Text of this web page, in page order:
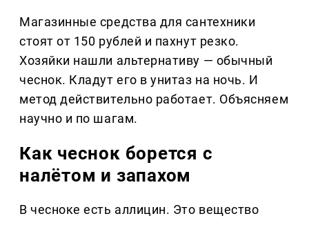
Магазинные средства для сантехники
стоят от 150 рублей и пахнут резко.
Хозяйки нашли альтернативу — обычный
чеснок. Кладут его в унитаз на ночь. И
метод действительно работает. Объясняем
научно и по шагам.
Как чеснок борется с
налётом и запахом
В чесноке есть аллицин. Это вещество